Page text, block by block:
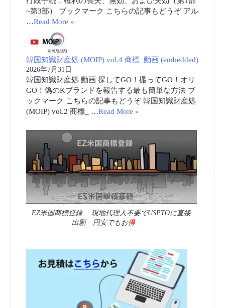
~第3部） ブックマーク こちらの記事もどうぞ アル
…Read More »
韓国知識財産処 (MOIP) vol.4 商標_動画 (embedded)
2026年7月31日
韓国知識財産処 動画 探してGO！撮ってGO！オリ
GO！偽のKブランドを報告する最も簡単な方法 ブ
ックマーク こちらの記事もどうぞ 韓国知識財産処
(MOIP) vol.2 商標_ …Read More »
EZ米国商標登録 現地代理人不要でUSPTOに直接
出願 円安でもお得